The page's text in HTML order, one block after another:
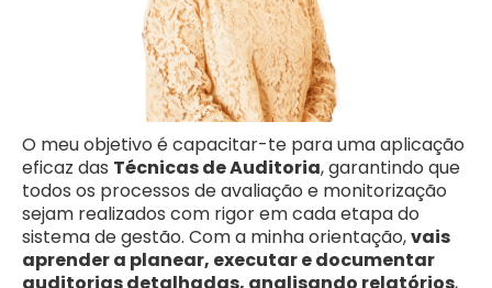
O meu objetivo é capacitar-te para uma aplicação
eficaz das Técnicas de Auditoria, garantindo que
todos os processos de avaliação e monitorização
sejam realizados com rigor em cada etapa do
sistema de gestão. Com a minha orientação,vais
aprender a planear, executar e documentar
auditorias detalhadas, analisando relatórios,